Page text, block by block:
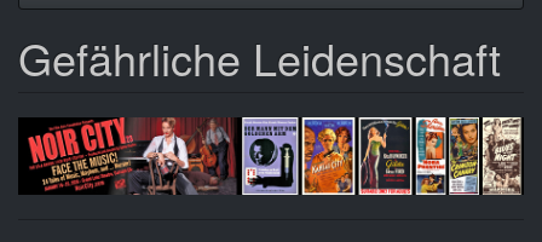
Gefährliche Leidenschaft